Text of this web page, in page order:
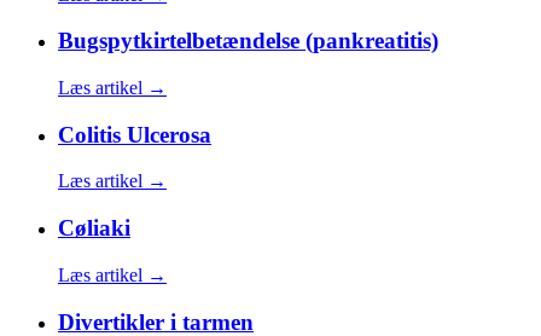
Bugspytkirtelbetændelse (pankreatitis)
Læs artikel →
Colitis Ulcerosa
Læs artikel →
Cøliaki
Læs artikel →
Divertikler i tarmen